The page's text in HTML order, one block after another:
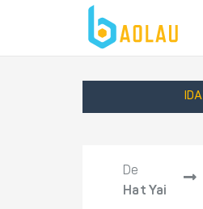
IDA
De
Hat Yai